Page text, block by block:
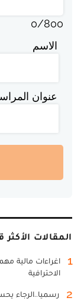
0/800
الاسم
عنوان
المقالات الأكثر
1
اغراءات مالية
الاحترافية
2 رسميا..الرجاء